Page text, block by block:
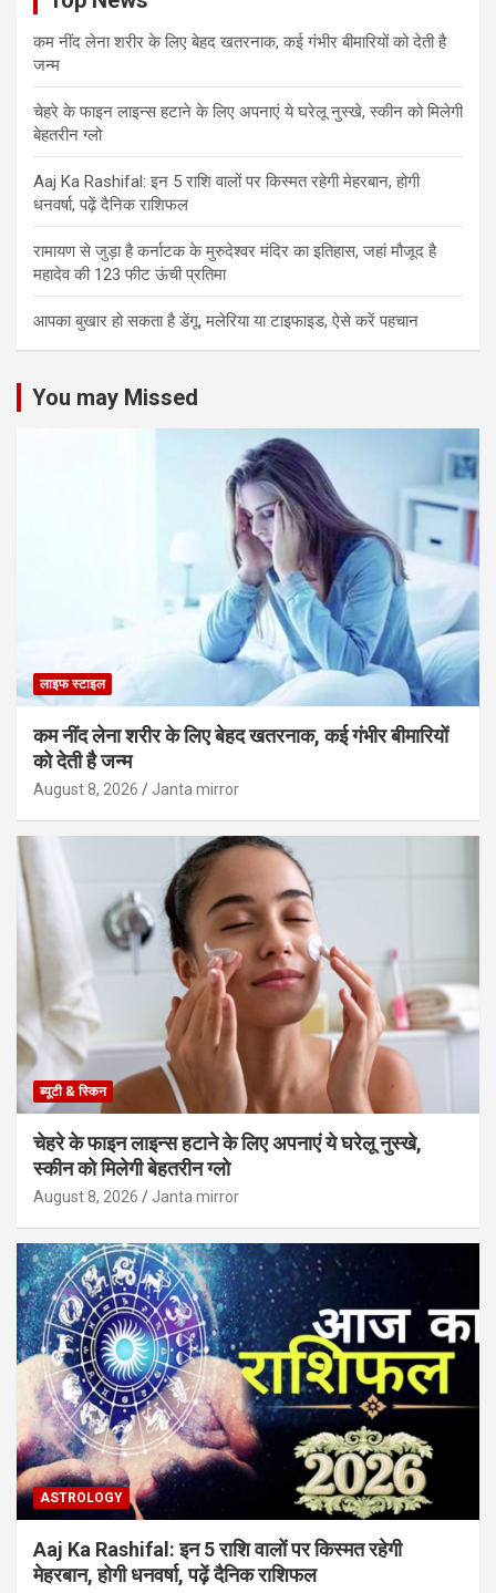
कम नींद लेना शरीर के लिए बेहद खतरनाक, कई गंभीर बीमारियों को देती है
जन्म
चेहरे के फाइन लाइन्स हटाने के लिए अपनाएं ये घरेलू नुस्खे, स्कीन को मिलेगी
बेहतरीन ग्लो
Aaj Ka Rashifal: इन 5 राशि वालों पर किस्मत रहेगी मेहरबान, होगी
धनवर्षा, पढ़ें दैनिक राशिफल
रामायण से जुड़ा है कर्नाटक के मुरुदेश्वर मंदिर का इतिहास, जहां मौजूद है
महादेव की 123 फीट ऊंची प्रतिमा
आपका बुखार हो सकता है डेंगू, मलेरिया या टाइफाइड, ऐसे करें पहचान
You may Missed
लाइफ स्टाइल
कम नींद लेना शरीर के लिए बेहद खतरनाक, कई गंभीर बीमारियों
को देती है जन्म
August 8, 2026 Janta mirror
ब्यूटी & स्किन
चेहरे के फाइन लाइन्स हटाने के लिए अपनाएं ये घरेलू नुस्खे,
स्कीन को मिलेगी बेहतरीन ग्लो
August 8, 2026 Janta mirror
ASTROLOGY
Aaj Ka Rashifal: इन 5 राशि वालों पर किस्मत रहेगी
मेहरबान, होगी धनवर्षा, पढ़ें दैनिक राशिफल